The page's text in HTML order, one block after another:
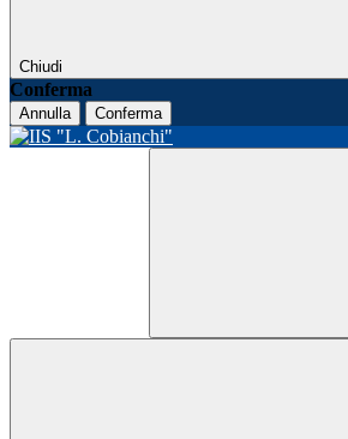
Chiudi
Conferma
Annulla Conferma